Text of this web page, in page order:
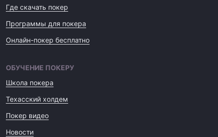
Где скачать покер
Программы для покера
Онлайн-покер бесплатно
ОБУЧЕНИЕ ПОКЕРУ
Школа покера
Техасский холдем
Покер видео
Новости